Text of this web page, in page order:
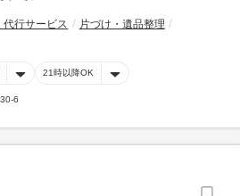
代行サービス
片づけ・遺品整理
21時以降OK
6